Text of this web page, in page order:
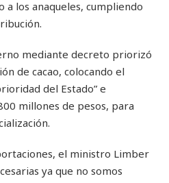
a los anaqueles, cumpliendo
mediante decreto priorizó
de cacao, colocando el
del Estado” e
millones de pesos, para
el ministro Limber
ya que no somos